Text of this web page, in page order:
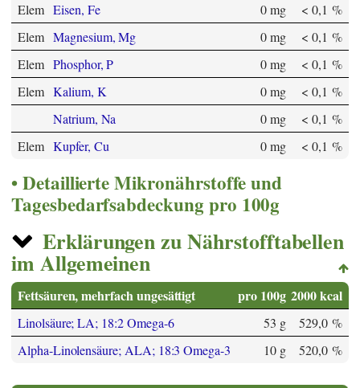
Elem Eisen, Fe 0 mg
< 0,1 %
Elem Magnesium, Mg 0 mg
< 0,1 %
Elem Phosphor, P 0 mg
< 0,1 %
Elem Kalium, K 0 mg
< 0,1 %
Natrium, Na
0 mg
< 0,1 %
Elem Kupfer, Cu 0 mg < 0,1 %
Detaillierte Mikronährstoffe und
Tagesbedarfsabdeckung pro 100g
Erklärungen zu Nährstofftabellen
im Allgemeinen
Fettsäuren, mehrfach ungesättigt pro 100g 2000 kcal
Linolsäure; LA; 18:2 Omega-6 53 g
529,0 %
Alpha-Linolensäure; ALA; 18:3 Omega-3
10 g 520,0 %